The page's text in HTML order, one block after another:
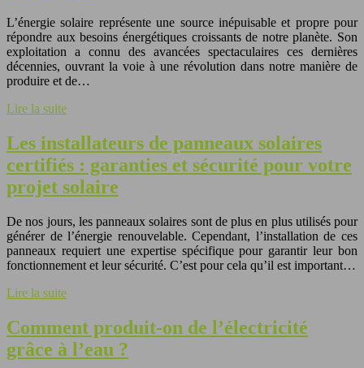
L’énergie solaire représente une source inépuisable et propre pour
répondre aux besoins énergétiques croissants de notre planète. Son
exploitation a connu des avancées spectaculaires ces dernières
décennies, ouvrant la voie à une révolution dans notre manière de
produire et de…
Lire la suite
Les installateurs de panneaux solaires
certifiés : garanties et sécurité pour votre
projet solaire
De nos jours, les panneaux solaires sont de plus en plus utilisés pour
générer de l’énergie renouvelable. Cependant, l’installation de ces
panneaux requiert une expertise spécifique pour garantir leur bon
fonctionnement et leur sécurité. C’est pour cela qu’il est important…
Lire la suite
Comment produit-on de l’électricité
grâce à l’eau ?